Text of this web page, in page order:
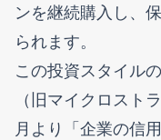
ンを継続購入し、
られます。
この投資スタイル
（旧マイクロスト
月より「企業の信